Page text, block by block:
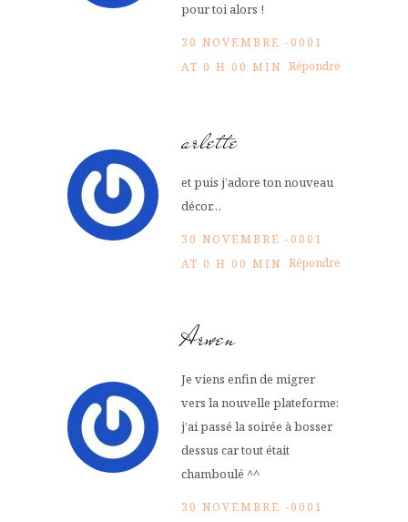
pour toi alors !
30 NOVEMBRE -0001
AT 0 H 00 MIN Répondre
arlette
et puis j’adore ton nouveau
décor…
30 NOVEMBRE -0001
AT 0 H 00 MIN Répondre
Arwen
Je viens enfin de migrer
vers la nouvelle plateforme:
j’ai passé la soirée à bosser
dessus car tout était
chamboulé ^^
30 NOVEMBRE -0001